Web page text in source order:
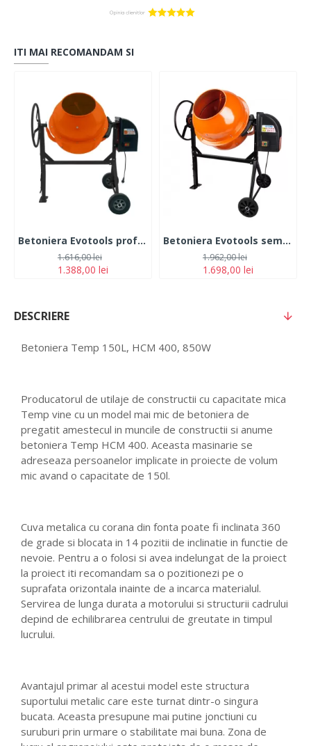
ITI MAI RECOMANDAM SI
Betoniera Evotools profesionala , 800 W, 160 L, 32 RPM, 240 V, 37 cm diametru gura incarcare cuva, bi-material fonta si otel
1.388,00 lei
1.616,00 lei
Betoniera Evotools semi-profesionala, 800 W, 200l, 32 RPM, corona fonta
1.698,00 lei
1.962,00 lei
DESCRIERE
Betoniera Temp 150L, HCM 400, 850W
Producatorul de utilaje de constructii cu capacitate mica
Temp vine cu un model mai mic de betoniera de
pregatit amestecul in muncile de constructii si anume
betoniera Temp HCM 400. Aceasta masinarie se
adreseaza persoanelor implicate in proiecte de volum
mic avand o capacitate de 150l.
Cuva metalica cu corana din fonta poate fi inclinata 360
de grade si blocata in 14 pozitii de inclinatie in functie de
nevoie. Pentru a o folosi si avea indelungat de la proiect
la proiect iti recomandam sa o pozitionezi pe o
suprafata orizontala inainte de a incarca materialul.
Servirea de lunga durata a motorului si structurii cadrului
depind de echilibrarea centrului de greutate in timpul
lucrului.
Avantajul primar al acestui model este structura
suportului metalic care este turnat dintr-o singura
bucata. Aceasta presupune mai putine jonctiuni cu
suruburi prin urmare o stabilitate mai buna. Zona de